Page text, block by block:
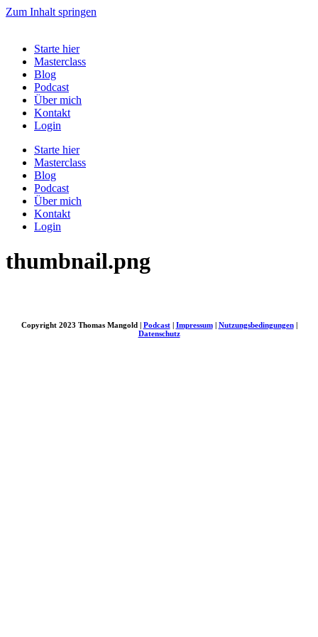
Zum Inhalt springen
Starte hier
Masterclass
Blog
Podcast
Über mich
Kontakt
Login
Starte hier
Masterclass
Blog
Podcast
Über mich
Kontakt
Login
thumbnail.png
Copyright 2023 Thomas Mangold | Podcast| Impressum| Nutzungsbedingungen|
Datenschutz